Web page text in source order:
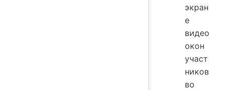
экран
е
видео
окон
участ
ников
во